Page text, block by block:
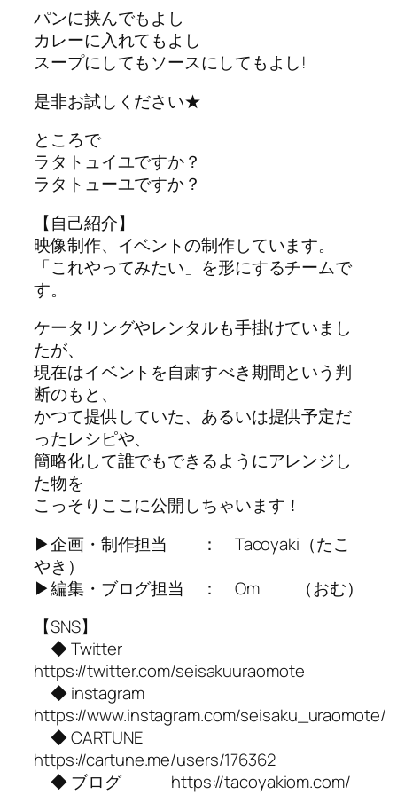
パンに挟んでもよし
カレーに入れてもよし
スープにしてもソースにしてもよし!
是非お試しください★
ところで
ラタトュイユですか？
ラタトューユですか？
【自己紹介】
映像制作、イベントの制作しています。
「これやってみたい」を形にするチームで
す。
ケータリングやレンタルも手掛けていまし
たが、
現在はイベントを自粛すべき期間という判
断のもと、
かつて提供していた、あるいは提供予定だ
ったレシピや、
簡略化して誰でもできるようにアレンジし
た物を
こっそりここに公開しちゃいます！
▶︎企画・制作担当 ： Tacoyaki（たこ
やき）
▶︎編集・ブログ担当 ： Om （おむ）
【SNS】
◆ Twitter
https://twitter.com/seisakuuraomote
◆ instagram
https://www.instagram.com/seisaku_uraomote/
◆ CARTUNE
https://cartune.me/users/176362
◆ ブログ https://tacoyakiom.com/